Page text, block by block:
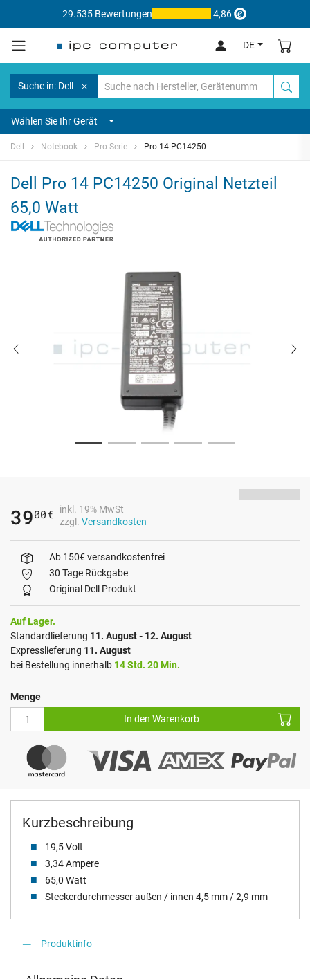
29.535 Bewertungen 4,86
DE
Suche in: Dell
Wählen Sie Ihr Gerät
Dell Notebook Pro Serie Pro 14 PC14250
Dell Pro 14 PC14250 Original Netzteil
65,0 Watt
Kurzbeschreibung
19,5 Volt
3,34 Ampere
65,0 Watt
Steckerdurchmesser außen / innen 4,5 mm / 2,9 mm
3900 €
inkl. 19% MwSt
zzgl. Versandkosten
Ab 150€ versandkostenfrei
30 Tage Rückgabe
Original Dell Produkt
Auf Lager.
Standardlieferung 11. August - 12. August
Expresslieferung 11. August
bei Bestellung innerhalb 14 Std. 20 Min.
Menge
In den Warenkorb
Produktinfo